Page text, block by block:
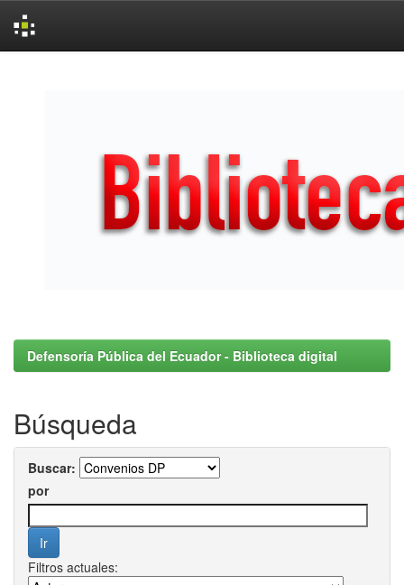
Defensoría Pública del Ecuador - Biblioteca digital
Búsqueda
Buscar:
por
Filtros actuales: